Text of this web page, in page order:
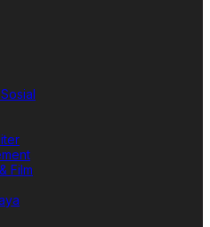
Film